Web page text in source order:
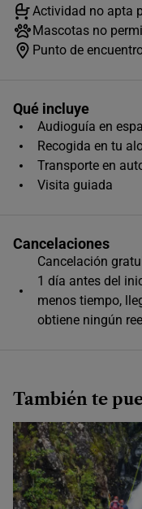
3
4 5
17
18
24
25 26
31
Único horario
Actividad no apta
Mascotas no
Punto de
Qué incluye
Audioguía en
Recogida en tu
Transporte en
Visita guiada
Cancelaciones
Cancelación
1 día antes del
menos tiempo,
obtiene ningún
También te